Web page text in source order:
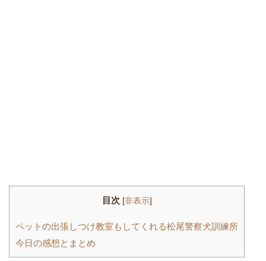
目次 [非表示]
ペットの出張しつけ教室もしてくれる松尾警察犬訓練所
今日の感想とまとめ